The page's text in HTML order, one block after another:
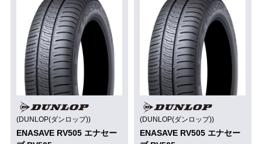
(DUNLOP(ダンロップ))
ENASAVE RV505 エナセー
(DUNLOP(ダンロップ))
ENASAVE RV505 エナセー